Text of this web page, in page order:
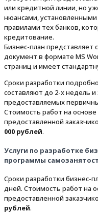
или кредитной линии, но
нюансами,
правилами тех банков,
кредитование.
Бизнес-план представляет
документ в формате MS
страниц и имеет
Сроки разработки
составляют до 2-х недель
предоставляемых
Стоимость работ на
предоставленной
000 рублей.
Услуги по разработке
программы
Сроки разработки бизнес-
дней. Стоимость работ на
предоставленной
рублей.